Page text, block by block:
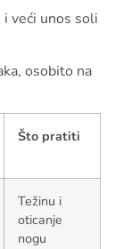
veći unos soli
osobito na
Što pratiti
Težinu i
oticanje
nogu